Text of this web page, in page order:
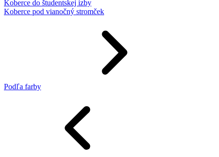
Koberce do študentskej izby
Koberce pod vianočný stromček
Podľa farby